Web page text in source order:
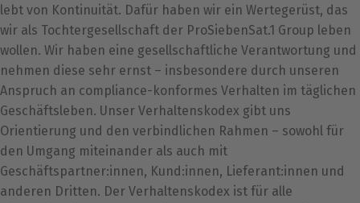
lebt von Kontinuität. Dafür haben wir ein Wertegerüst, das
wir als Tochtergesellschaft der ProSiebenSat.1 Group leben
wollen. Wir haben eine gesellschaftliche Verantwortung und
nehmen diese sehr ernst – insbesondere durch unseren
Anspruch an compliance-konformes Verhalten im täglichen
Geschäftsleben. Unser Verhaltenskodex gibt uns
Orientierung und den verbindlichen Rahmen – sowohl für
den Umgang miteinander als auch mit
Geschäftspartner:innen, Kund:innen, Lieferant:innen und
anderen Dritten. Der Verhaltenskodex ist für alle